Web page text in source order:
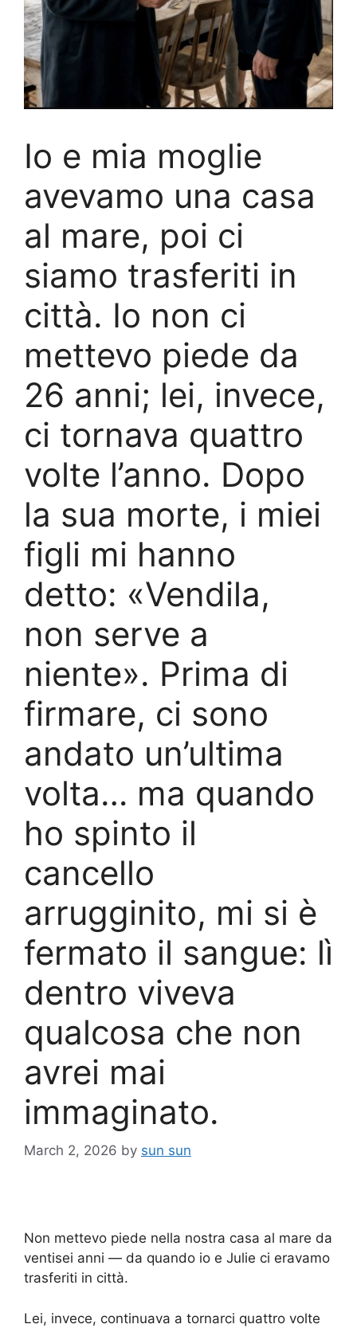
Io e mia moglie
avevamo una casa
al mare, poi ci
siamo trasferiti in
città. Io non ci
mettevo piede da
26 anni; lei, invece,
ci tornava quattro
volte l’anno. Dopo
la sua morte, i miei
figli mi hanno
detto: «Vendila,
non serve a
niente». Prima di
firmare, ci sono
andato un’ultima
volta… ma quando
ho spinto il
cancello
arrugginito, mi si è
fermato il sangue: lì
dentro viveva
qualcosa che non
avrei mai
immaginato.
March 2, 2026 by sun sun
Non mettevo piede nella nostra casa al mare da
ventisei anni — da quando io e Julie ci eravamo
trasferiti in città.
Lei, invece, continuava a tornarci quattro volte